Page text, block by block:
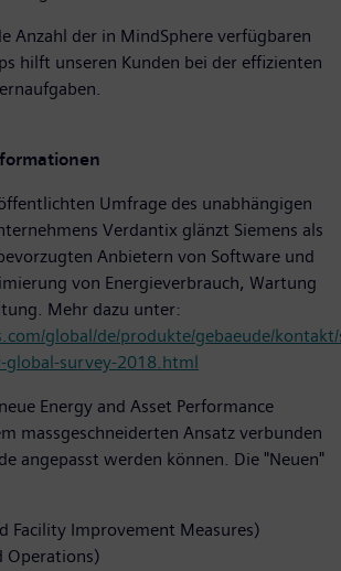
Anzahl der in MindSphere verfügbaren
hilft unseren Kunden bei der effizienten
Umfrage des unabhängigen
Verdantix glänzt Siemens als
Anbietern von Software und
von Energieverbrauch, Wartung
Mehr dazu unter:
global/de/produkte/gebaeude/
survey-2018.html
Energy and Asset Performance
massgeschneiderten Ansatz verbunden
angepasst werden können. Die "Neuen"
Facility Improvement Measures)
Operations)